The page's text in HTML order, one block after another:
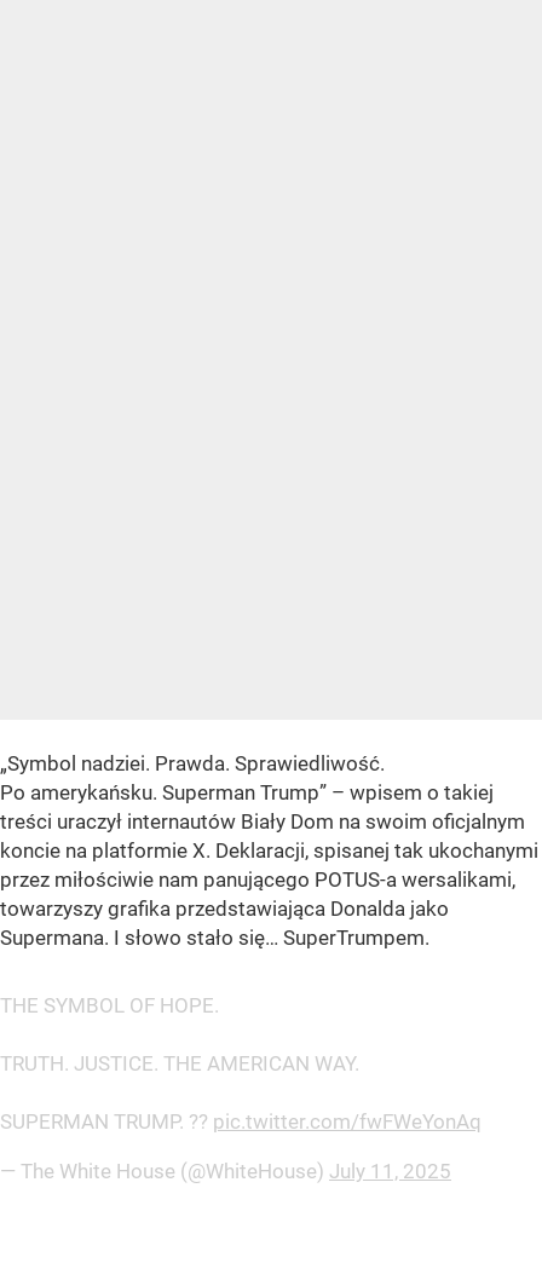
„Symbol nadziei. Prawda. Sprawiedliwość.
Po amerykańsku. Superman Trump” – wpisem o takiej
treści uraczył internautów Biały Dom na swoim oficjalnym
koncie na platformie X. Deklaracji, spisanej tak ukochanymi
przez miłościwie nam panującego POTUS-a wersalikami,
towarzyszy grafika przedstawiająca Donalda jako
Supermana. I słowo stało się… SuperTrumpem.
THE SYMBOL OF HOPE.
TRUTH. JUSTICE. THE AMERICAN WAY.
SUPERMAN TRUMP. ?? pic.twitter.com/fwFWeYonAq
— The White House (@WhiteHouse) July 11, 2025